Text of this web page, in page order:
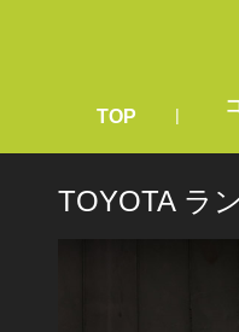
TOP |
TOYOTA ラ